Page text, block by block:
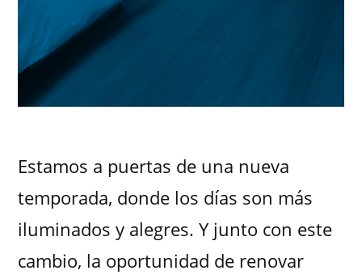
Estamos a puertas de una nueva
temporada, donde los días son más
iluminados y alegres. Y junto con este
cambio, la oportunidad de renovar